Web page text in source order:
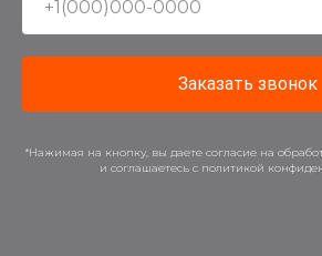
Заказать звонок
*Нажимая на кнопку, вы даете согласие на
и соглашаетесь c политикой